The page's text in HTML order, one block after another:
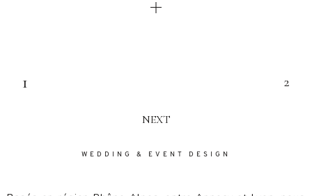
1 2
NEXT
WEDDING & EVENT DESIGN